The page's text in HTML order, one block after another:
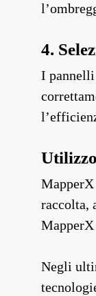
4.
I pannelli
raccolta,
Negli